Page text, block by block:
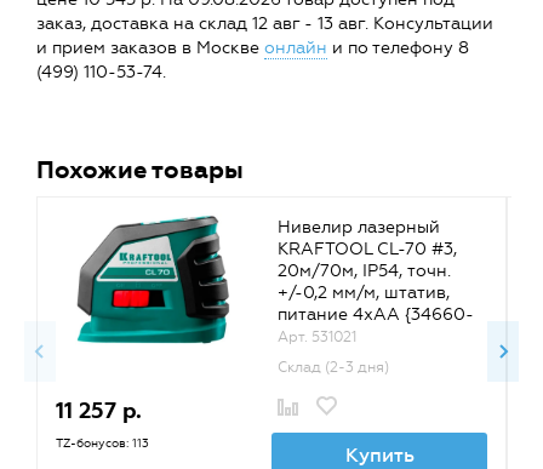
заказ, доставка на склад 12 авг - 13 авг. Консультации
и прием заказов в Москве онлайн и по телефону 8
(499) 110-53-74.
Похожие товары
Нивелир лазерный
KRAFTOOL CL-70 #3,
20м/70м, IP54, точн.
+/-0,2 мм/м, штатив,
питание 4хАА {34660-
3}
Арт. 531021
Склад (2-3 дня)
11 257 р.
TZ-бонусов: 113 Купить